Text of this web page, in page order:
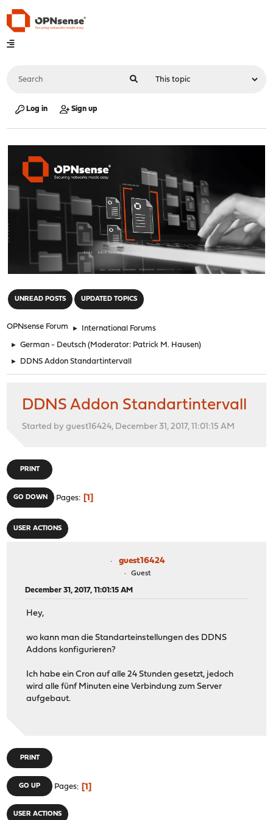
Log in Sign up
UNREAD POSTS UPDATED TOPICS
OPNsense Forum ► International Forums
► German - Deutsch (Moderator: Patrick M. Hausen)
► DDNS Addon Standartintervall
DDNS Addon Standartintervall
Started by guest16424, December 31, 2017, 11:01:15 AM
PRINT
GO DOWN Pages 1
USER ACTIONS
guest16424
Guest
December 31, 2017, 11:01:15 AM
Hey,
wo kann man die Standarteinstellungen des DDNS
Addons konfigurieren?
Ich habe ein Cron auf alle 24 Stunden gesetzt, jedoch
wird alle fünf Minuten eine Verbindung zum Server
aufgebaut.
PRINT
GO UP Pages 1
USER ACTIONS